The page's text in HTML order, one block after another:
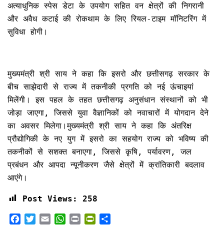
अत्याधुनिक स्पेस डेटा के उपयोग सहित वन क्षेत्रों की निगरानी
और अवैध कटाई की रोकथाम के लिए रियल-टाइम मॉनिटरिंग में
सुविधा होगी।
मुख्यमंत्री श्री साय ने कहा कि इसरो और छत्तीसगढ़ सरकार के
बीच साझेदारी से राज्य में तकनीकी प्रगति को नई ऊंचाइयां
मिलेंगी। इस पहल के तहत छत्तीसगढ़ अनुसंधान संस्थानों को भी
जोड़ा जाएगा, जिससे युवा वैज्ञानिकों को नवाचारों में योगदान देने
का अवसर मिलेगा।मुख्यमंत्री श्री साय ने कहा कि अंतरिक्ष
प्रौद्योगिकी के नए युग में इसरो का सहयोग राज्य को भविष्य की
तकनीकों से सशक्त बनाएगा, जिससे कृषि, पर्यावरण, जल
प्रबंधन और आपदा न्यूनीकरण जैसे क्षेत्रों में क्रांतिकारी बदलाव
आएंगे।
Post Views: 258